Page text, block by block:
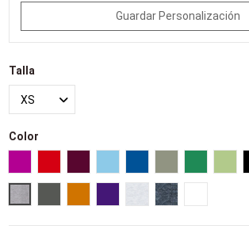
Guardar Personalización
Talla
Color
Morado oscuro
Ash Antracita mezcla